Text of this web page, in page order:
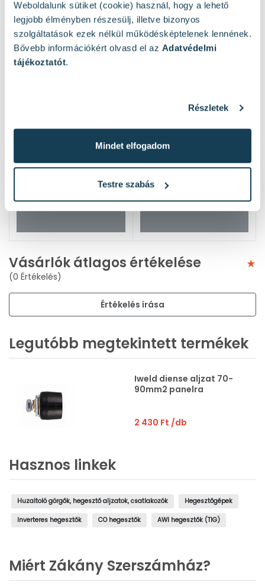
Weboldalunk sütiket (cookie) használ, hogy a lehető
legjobb élményben részesülj, illetve bizonyos
szolgáltatások ezek nélkül működésképtelenek lennének.
Bővebb információkért olvasd el az Adatvédelmi
tájékoztatót.
Részletek
Mindet elfogadom
Testre szabás
Vásárlók átlagos értékelése
(0 Értékelés)
Értékelés írása
Legutóbb megtekintett termékek
Iweld diense aljzat 70-
90mm2 panelra
2 430 Ft /db
Hasznos linkek
Huzaltoló görgők, hegesztő aljzatok, csatlakozók Hegesztőgépek
Inverteres hegesztők CO hegesztők AWI hegesztők (TIG)
Miért Zákány Szerszámház?